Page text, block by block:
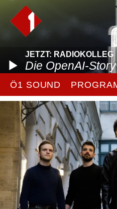
JETZT: RADIOKOLLEG
Die OpenAI-
Ö1 SOUND